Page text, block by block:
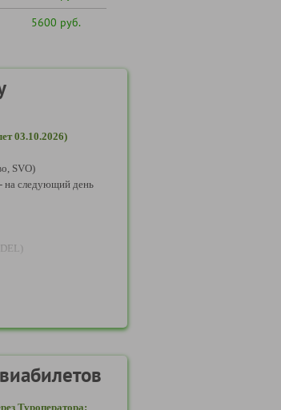
5600 руб.
03.10.2026)
SVO)
на следующий день
11.10.2026)
KTM)
Туроператора: